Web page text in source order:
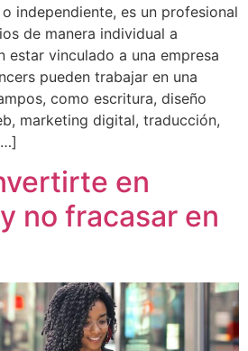
independiente, es un profesional
de manera individual a
estar vinculado a una empresa
pueden trabajar en una
como escritura, diseño
marketing digital, traducción,
en
no fracasar en